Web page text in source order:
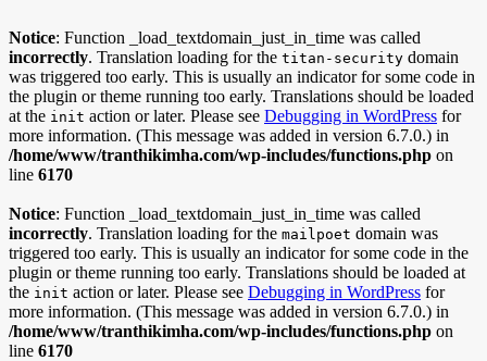
Notice: Function _load_textdomain_just_in_time was called
incorrectly. Translation loading for the titan-security domain
was triggered too early. This is usually an indicator for some code in
the plugin or theme running too early. Translations should be loaded
at the init action or later. Please see Debugging in WordPress for
more information. (This message was added in version 6.7.0.) in
/home/www/tranthikimha.com/wp-includes/functions.php on
line 6170
Notice: Function _load_textdomain_just_in_time was called
incorrectly. Translation loading for the mailpoet domain was
triggered too early. This is usually an indicator for some code in the
plugin or theme running too early. Translations should be loaded at
the init action or later. Please see Debugging in WordPress for
more information. (This message was added in version 6.7.0.) in
/home/www/tranthikimha.com/wp-includes/functions.php on
line 6170